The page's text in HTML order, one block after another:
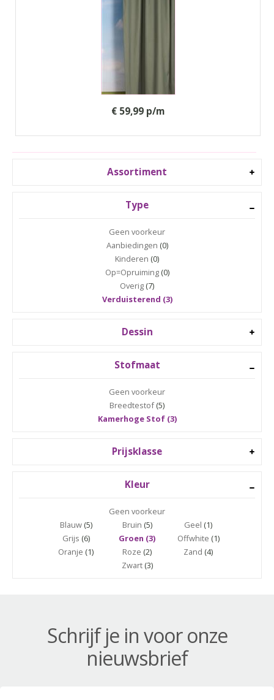
Assortiment
Type
Geen voorkeur
Aanbiedingen (0)
Kinderen (0)
Op=Opruiming(0)
Overig (7)
Verduisterend (3)
Dessin
Stofmaat
Geen voorkeur
Breedtestof(5)
Kamerhoge Stof (3)
Prijsklasse
Kleur
Geen voorkeur
Blauw(5) Bruin (5) Geel (1)
Grijs (6) Groen (3) Offwhite (1)
Oranje (1) Roze (2) Zand (4)
Zwart(3)
€ 59,99 p/m
Schrijf je in voor onze
nieuwsbrief